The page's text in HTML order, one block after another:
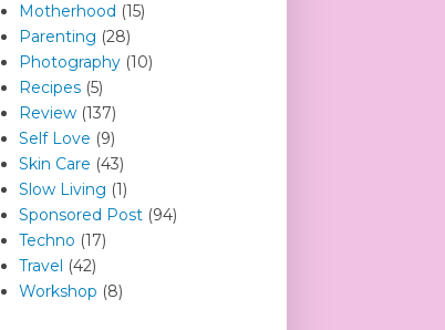
Motherhood (15)
Parenting (28)
Photography (10)
Recipes (5)
Review (137)
Self Love (9)
Skin Care (43)
Slow Living (1)
Sponsored Post (94)
Techno (17)
Travel (42)
Workshop (8)